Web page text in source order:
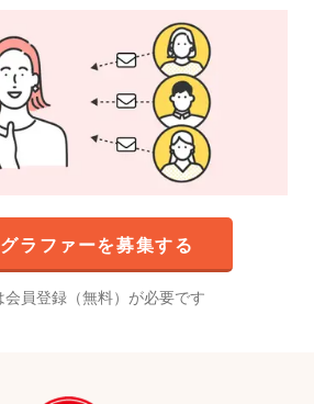
ラファーを募集する
会員登録（無料）が必要です